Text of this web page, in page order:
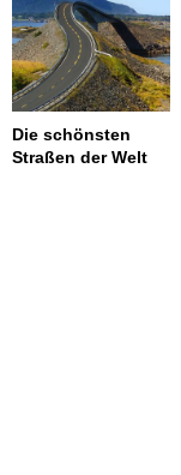
Die schönsten
Straßen der Welt